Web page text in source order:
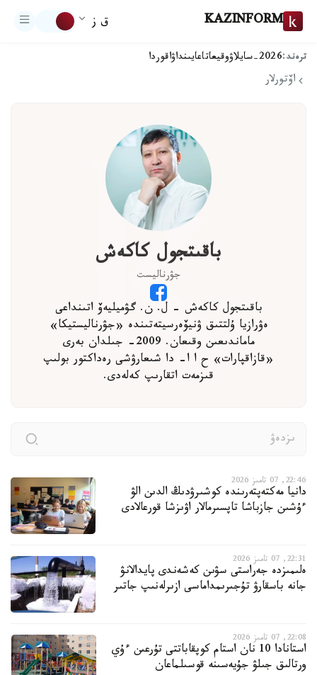
KAZINFORM ق ز
ترەند:2026-سايلاۋ وقيعاتاعايىنداۋاقوردا
اۆتورلار
باقىتجول كاكەش
جۋرناليست
باقىتجول كاكەش - ل. ن. گۋميليەۆ اتىنداعى
ەۋرازيا ۇلتتىق ۋنيۆەرسيتەتىندە «جۋرناليستيكا»
ماماندىعىن وقىعان. 2009- جىلدان بەرى
«قازاقپارات» ح ا ا- دا شىعارۋشى رەداكتور بولىپ
قىزمەت اتقارىپ كەلەدى.
22:46, 07 تامىز 2026
دانيا مەكتەپتەرىندە كوشىرۋدىڭ الدىن الۋ
ءۇشىن جازباشا تاپسىرمالار اۋىزشا قورعالادى
22:31, 07 تامىز 2026
ەلىمىزدە جەراستى سۋىن كەشەندى پايدالانۋ
جانە باسقارۋ تۇجىرىمداماسى ازىرلەنىپ جاتىر
22:08, 07 تامىز 2026
استانادا 10 نان استام كوپقاباتتى تۇرعىن ءۇي
ورتالىق جىلۋ جۇيەسىنە قوسىلماعان